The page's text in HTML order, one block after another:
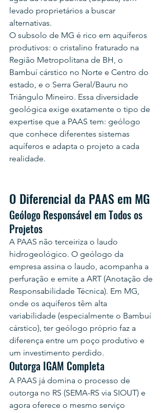
levado proprietários a buscar
alternativas.
O subsolo de MG é rico em aquíferos
produtivos: o cristalino fraturado na
Região Metropolitana de BH, o
Bambuí cárstico no Norte e Centro do
estado, e o Serra Geral/Bauru no
Triângulo Mineiro. Essa diversidade
geológica exige exatamente o tipo de
expertise que a PAAS tem: geólogo
que conhece diferentes sistemas
aquíferos e adapta o projeto a cada
realidade.
O Diferencial da PAAS em MG
Geólogo Responsável em Todos os
Projetos
A PAAS não terceiriza o laudo
hidrogeológico. O geólogo da
empresa assina o laudo, acompanha a
perfuração e emite a ART (Anotação de
Responsabilidade Técnica). Em MG,
onde os aquíferos têm alta
variabilidade (especialmente o Bambuí
cárstico), ter geólogo próprio faz a
diferença entre um poço produtivo e
um investimento perdido.
Outorga IGAM Completa
A PAAS já domina o processo de
outorga no RS (SEMA-RS via SIOUT) e
agora oferece o mesmo serviço